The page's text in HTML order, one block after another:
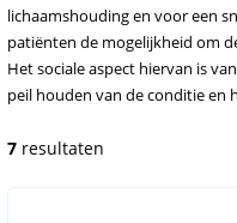
lichaamshouding en voor een
patiënten de mogelijkheid om
Het sociale aspect hiervan is
peil houden van de conditie en
7 resultaten